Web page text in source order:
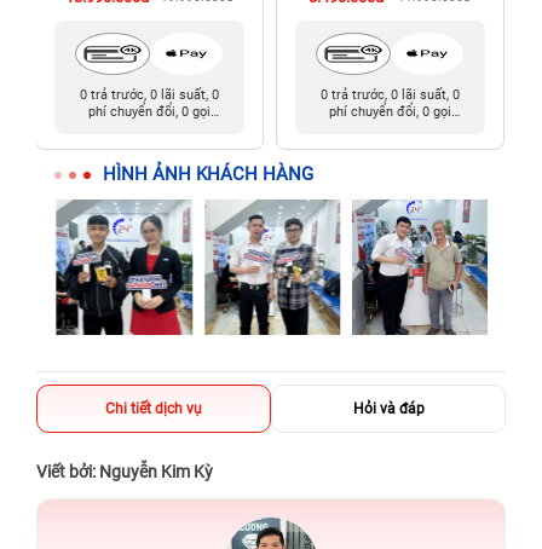
0 trả trước, 0 lãi suất, 0
phí chuyển đổi, 0 gọi
0 trả trước, 0 lãi suất, 0
phí chuyển đổi, 0 gọi
HÌNH ẢNH KHÁCH HÀNG
Chi tiết dịch vụ Hỏi và đáp
Viết bởi: Nguyễn Kim Kỳ